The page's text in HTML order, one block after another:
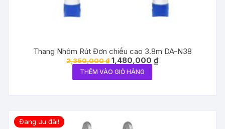
Thang Nhôm Rút Đơn chiều cao 3.8m DA-N38
2,350,000₫ Giá
gốc
là:
2,350,000 ₫.
1,480,000₫Giá
hiện
THÊM VÀO GIỎ HÀNG
Đang ưu đãi!